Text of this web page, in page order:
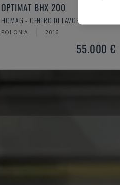
OPTIMAT BHX 200
HOMAG - CENTRO DI LAVORAZIONE CNC
POLONIA 2016
55.000 €